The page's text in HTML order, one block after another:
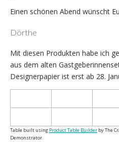
Einen schönen Abend wünscht
Dörthe
Mit diesen Produkten habe ich
aus dem alten
Designerpapier ist erst ab 28.
Table built using Product Table Builder by The
Demonstrator.